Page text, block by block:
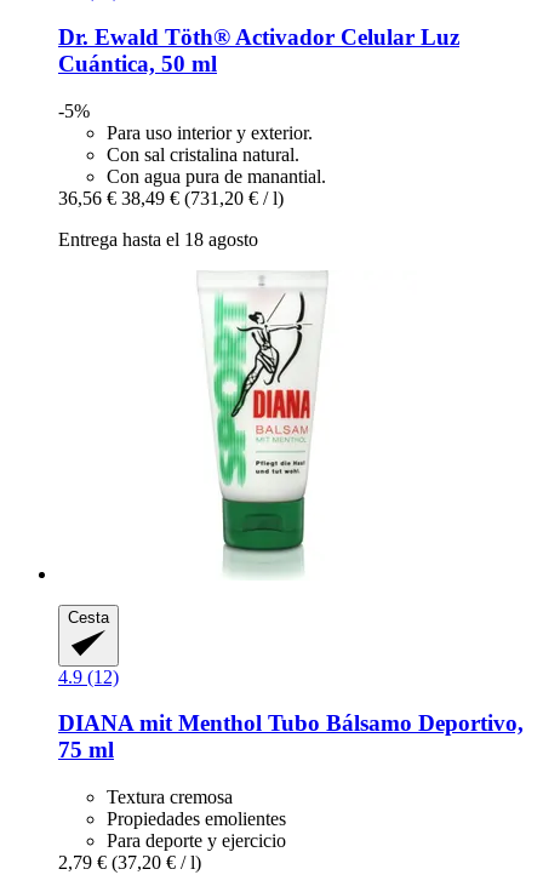
Dr. Ewald Töth®Activador Celular Luz
Cuántica, 50 ml
-5%
Para uso interior y exterior.
Con sal cristalina natural.
Con agua pura de manantial.
36,56 € 38,49 € (731,20 € / l)
Entrega hasta el 18 agosto
Cesta
4.9 (12)
DIANA mit Menthol Tubo Bálsamo Deportivo,
75 ml
Textura cremosa
Propiedades emolientes
Para deporte y ejercicio
2,79 € (37,20 € / l)